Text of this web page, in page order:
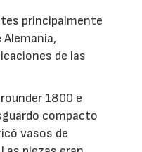
principalmente
de las
1800 e
compacto
vasos de